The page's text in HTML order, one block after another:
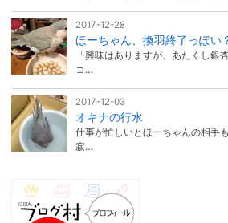
2017-12-28
ほーちゃん、換羽終了っぽい
「興味はありますが、あたくし銀
コ…
2017-12-03
オキナの行水
仕事が忙しいとほーちゃんの相手
寂…